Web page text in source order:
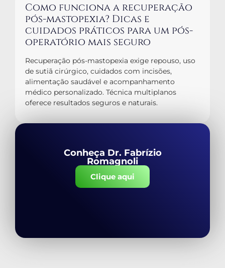
Como funciona a recuperação
pós-mastopexia? Dicas e
cuidados práticos para um pós-
operatório mais seguro
Recuperação pós-mastopexia exige repouso, uso
de sutiã cirúrgico, cuidados com incisões,
alimentação saudável e acompanhamento
médico personalizado. Técnica multiplanos
oferece resultados seguros e naturais.
Conheça Dr. Fabrízio
Romagnoli
Clique aqui